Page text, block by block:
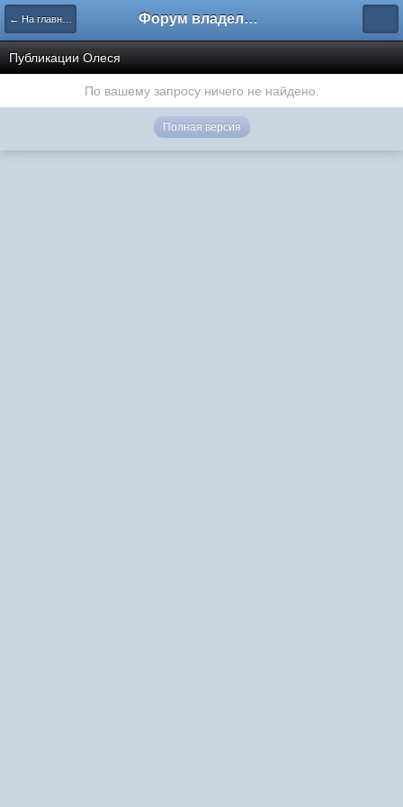
← На главную Форум владельцев интернет-магазинов
Публикации Олеся
По вашему запросу ничего не найдено.
Полная версия